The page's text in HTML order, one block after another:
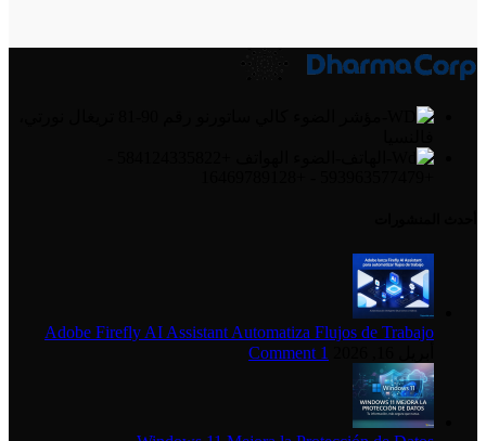
Adobe Firefly AI Assistant Automatiza Flujos de Trabajo
1 Comment